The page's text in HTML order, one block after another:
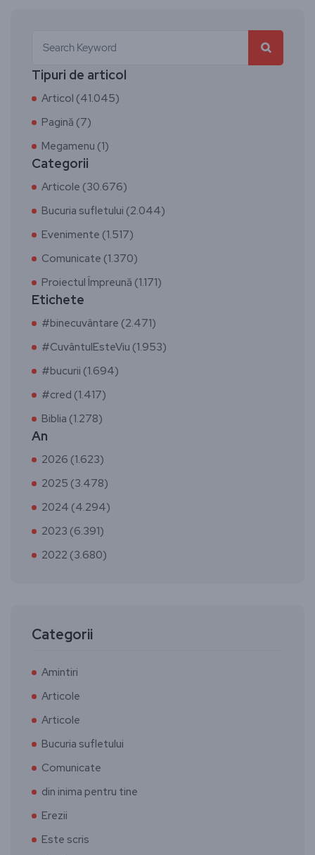
Tipuri de articol
Articol (41.045)
Pagină (7)
Megamenu (1)
Categorii
Articole (30.676)
Bucuria sufletului (2.044)
Evenimente (1.517)
Comunicate (1.370)
Proiectul Împreună (1.171)
Etichete
#binecuvântare (2.471)
#CuvântulEsteViu (1.953)
#bucurii (1.694)
#cred (1.417)
Biblia (1.278)
An
2026 (1.623)
2025 (3.478)
2024 (4.294)
2023 (6.391)
2022 (3.680)
Categorii
Amintiri
Articole
Articole
Bucuria sufletului
Comunicate
din inima pentru tine
Erezii
Este scris